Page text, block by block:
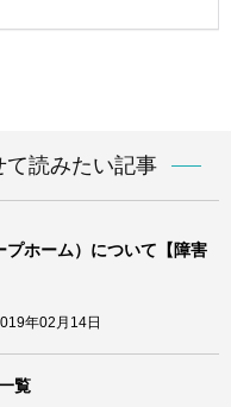
て読みたい記事
プホーム）について【障害
年02月14日
覧